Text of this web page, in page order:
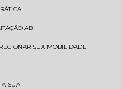
AB
SUA MOBILIDADE
A SUA